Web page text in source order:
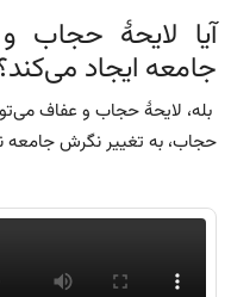
آیا لایحهٔ حجاب
جامعه ایجاد
بله، لایحهٔ حجاب و عفاف
حجاب، به تغییر نگرش